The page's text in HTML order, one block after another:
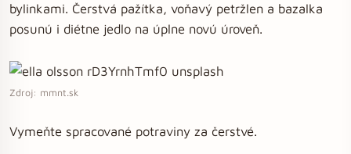
bylinkami. Čerstvá pažítka, voňavý petržlen a bazalka
posunú i diétne jedlo na úplne novú úroveň.
Zdroj: mmnt.sk
Vymeňte spracované potraviny za čerstvé.